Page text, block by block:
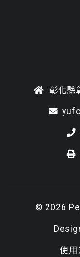
彰化縣
© 2026
使用